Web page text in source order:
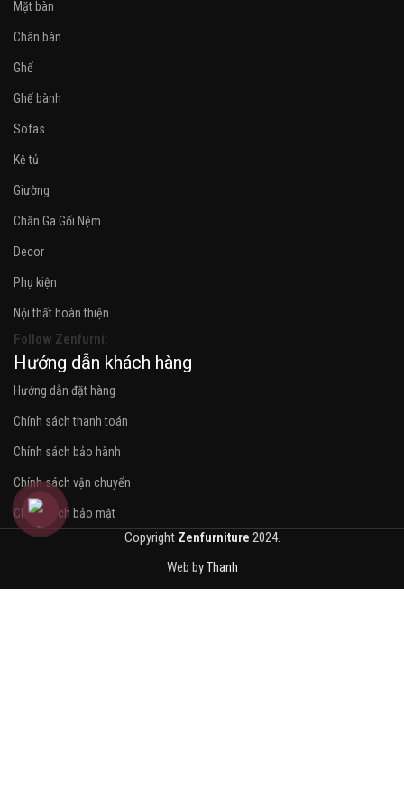
Mặt bàn
Chân bàn
Ghế
Ghế bành
Sofas
Kệ tủ
Giường
Chăn Ga Gối Nệm
Decor
Phụ kiện
Nội thất hoàn thiện
Follow Zenfurni:
Hướng dẫn khách hàng
Hướng dẫn đặt hàng
Chính sách thanh toán
Chính sách bảo hành
Chính sách vận chuyển
Chính sách bảo mật
Copyright Zenfurniture 2024.
Web byThanh